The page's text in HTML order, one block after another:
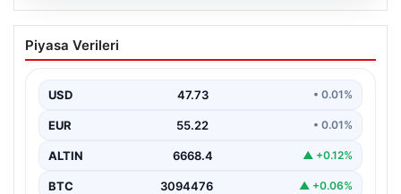
Trabzonspor’da Mohamed Salah
çılgınlığı! 3 günde rekor gelir…
Piyasa Verileri
USD 47.73 • 0.01%
EUR 55.22 • 0.01%
ALTIN 6668.4 ▲ +0.12%
BTC 3094476 ▲ +0.06%